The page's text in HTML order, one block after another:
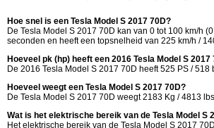
Hoe snel is een Tesla Model S 2017 70D?
De Tesla Model S 2017 70D kan van 0 tot 100 km/h
seconden en heeft een topsnelheid van 225 km/h /
Hoeveel pk (hp) heeft een 2016 Tesla Model S 2017
De 2016 Tesla Model S 2017 70D heeft 525 PS / 518
Hoeveel weegt een Tesla Model S 2017 70D?
De Tesla Model S 2017 70D weegt 2183 Kg / 4813 lbs.
Wat is het elektrische bereik van de Tesla Model S
Het elektrische bereik van de Tesla Model S 2017